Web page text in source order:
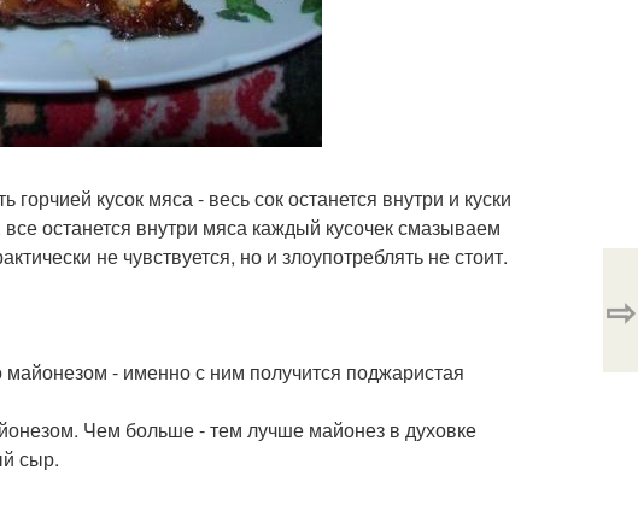
кусок мяса - весь сок останется внутри и куски
останется внутри мяса каждый кусочек смазываем
не чувствуется, но и злоупотреблять не стоит.
- именно с ним получится поджаристая
Чем больше - тем лучше майонез в духовке
сыр.
⇨